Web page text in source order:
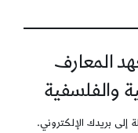
المعارف
والفلسفية
إلى بريدك الإلكتروني.